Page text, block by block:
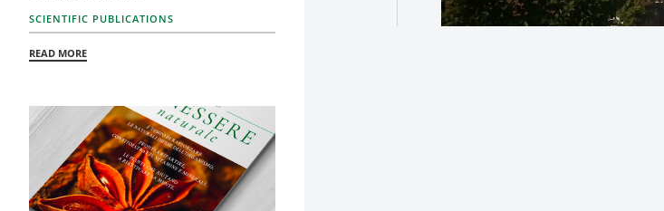
SCIENTIFIC PUBLICATIONS
READ MORE